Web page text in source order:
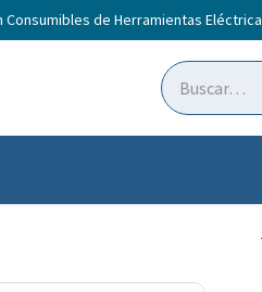
Consumibles de Herramientas